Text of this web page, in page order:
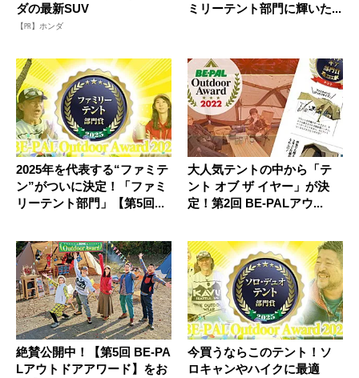
ダの最新SUV
【PR】ホンダ
ミリーテント部門に輝いた...
2025年を代表する“ファミテ
ン”がついに決定！「ファミ
リーテント部門」【第5回...
大人気テントの中から「テ
ント オブ ザ イヤー」が決
定！第2回 BE-PALアウ...
絶賛公開中！【第5回 BE-PA
Lアウトドアアワード】をお
今買うならこのテント！ソ
ロキャンやハイクに最適